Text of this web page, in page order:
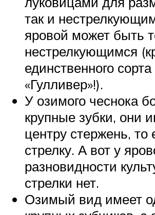
так и
яровой может быть
нестрелкующимся
единственного сорта
«Гулливер»!).
У озимого чеснока
крупные зубки, они
центру стержень, то
стрелку. А вот у
разновидности
стрелки нет.
Озимый вид имеет